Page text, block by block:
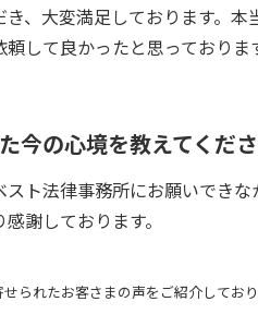
き、大変満足しております。
頼して良かったと思っておりま
今の心境を教えてくだ
ト法律事務所にお願いでき
謝しております。
られたお客さまの声をご紹介して